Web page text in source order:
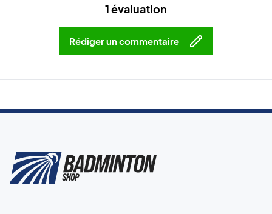
1 évaluation
Rédiger un commentaire